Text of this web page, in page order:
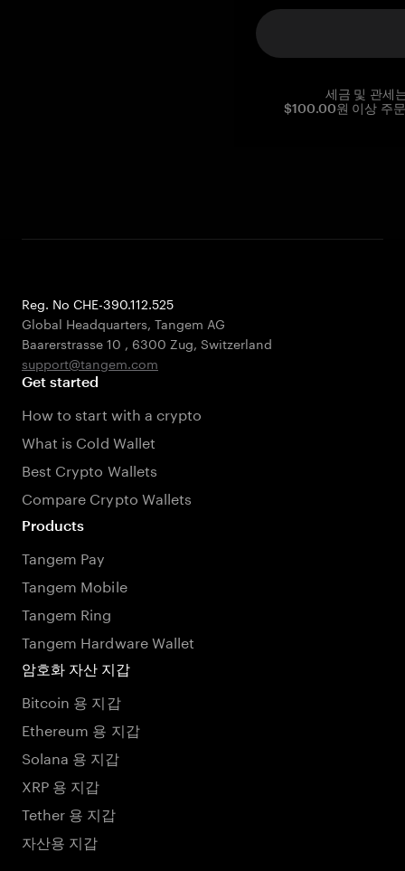
세금 및 관세
$100.00원 이상 주
Reg. No CHE-390.112.525
Global Headquarters, Tangem AG
Baarerstrasse 10 , 6300 Zug, Switzerland
support@tangem.com
Get started
How to start with a crypto
What is Cold Wallet
Best Crypto Wallets
Compare Crypto Wallets
Products
Tangem Pay
Tangem Mobile
Tangem Ring
Tangem Hardware Wallet
암호화 자산 지갑
Bitcoin 용 지갑
Ethereum 용 지갑
Solana 용 지갑
XRP 용 지갑
Tether 용 지갑
자산용 지갑